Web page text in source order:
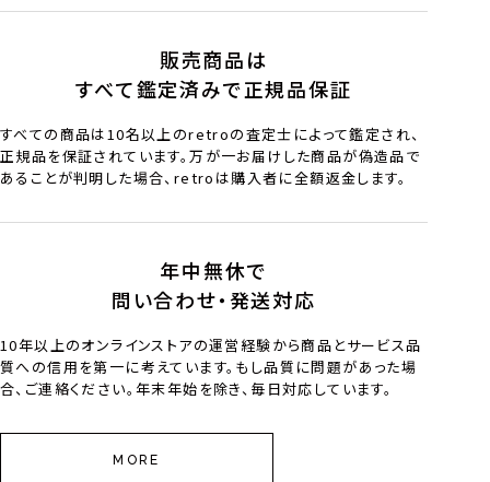
販売商品は
すべて鑑定済みで正規品保証
すべての商品は10名以上のretroの査定士によって鑑定され、
正規品を保証されています。万が一お届けした商品が偽造品で
あることが判明した場合、retroは購入者に全額返金します。
年中無休で
問い合わせ・発送対応
10年以上のオンラインストアの運営経験から商品とサービス品
質への信用を第一に考えています。もし品質に問題があった場
合、ご連絡ください。年末年始を除き、毎日対応しています。
MORE